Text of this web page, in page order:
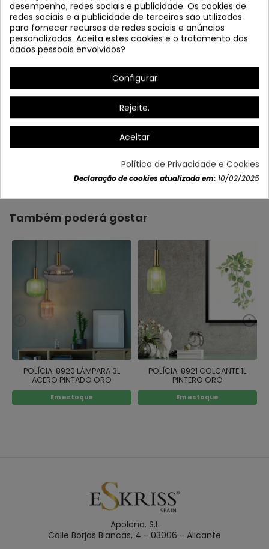
Dados do produto
Também poderá gostar
POLÍCIA. 8920 LÁMPARA 3L
ACERO PINTADO ORO
Em estoque
POLÍCIA. 8921 COLGANTE 1L
PINTERO ORO
Em estoque
Apolana. S.L
Calle Borjas Blancas, 4 - 03006 - Alicante
desempenho, redes sociais e publicidade. Os cookies de
redes sociais e a publicidade de terceiros são utilizados
para fornecer recursos de redes sociais e anúncios
personalizados. Aceita estes cookies e o tratamento dos
dados pessoais envolvidos?
Configurar
Rejeite.
Aceitar
Política de Privacidade e Cookies
Declaração de cookies atualizada em: 10/02/2025